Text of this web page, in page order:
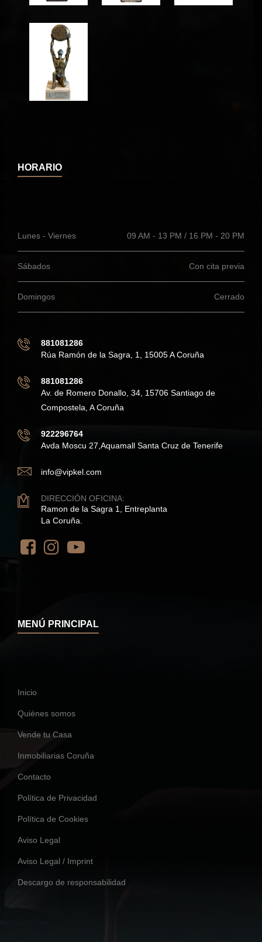
HORARIO
Lunes - Viernes 09 AM - 13 PM / 16 PM - 20 PM
Sábados Con cita previa
Domingos Cerrado
881081286
Rúa Ramón de la Sagra, 1, 15005 A Coruña
881081286
Av. de Romero Donallo, 34, 15706 Santiago de
Compostela, A Coruña
922296764
Avda Moscu 27,Aquamall Santa Cruz de Tenerife
info@vipkel.com
DIRECCIÓN OFICINA:
Ramon de la Sagra 1, Entreplanta
La Coruña.
MENÚ PRINCIPAL
Inicio
Quiénes somos
Vende tu Casa
Inmobiliarias Coruña
Contacto
Política de Privacidad
Política de Cookies
Aviso Legal
Aviso Legal / Imprint
Descargo de responsabilidad